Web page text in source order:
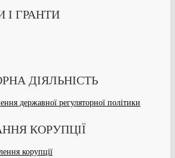
І ГРАНТИ
ДІЯЛЬНІСТЬ
державної регуляторної політики
КОРУПЦІЇ
корупції